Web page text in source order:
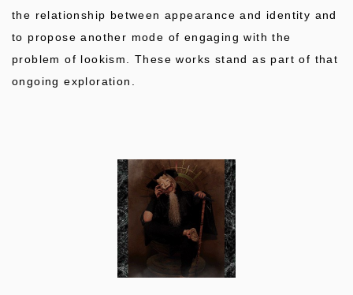
the relationship between appearance and identity and
to propose another mode of engaging with the
problem of lookism. These works stand as part of that
ongoing exploration.